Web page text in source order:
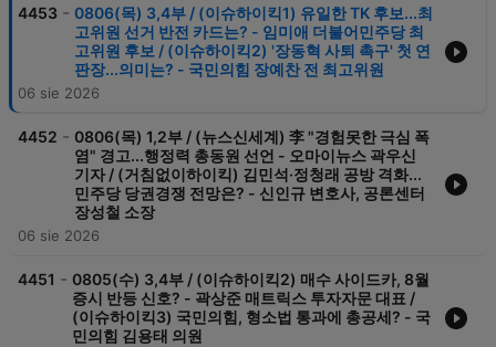
4453 - 0806(목) 3,4부 / (이슈하이킥1) 유일한 TK 후보...최
고위원 선거 반전 카드는? - 임미애 더불어민주당 최
고위원 후보 / (이슈하이킥2) '장동혁 사퇴 촉구' 첫 연
판장...의미는? - 국민의힘 장예찬 전 최고위원
06 sie 2026
4452 - 0806(목) 1,2부 / (뉴스신세계) 李 "경험못한 극심 폭
염" 경고...행정력 총동원 선언 - 오마이뉴스 곽우신
기자 / (거침없이하이킥) 김민석·정청래 공방 격화...
민주당 당권경쟁 전망은? - 신인규 변호사, 공론센터
장성철 소장
06 sie 2026
4451 - 0805(수) 3,4부 / (이슈하이킥2) 매수 사이드카, 8월
증시 반등 신호? - 곽상준 매트릭스 투자자문 대표 /
(이슈하이킥3) 국민의힘, 형소법 통과에 총공세? - 국
민의힘 김용태 의원